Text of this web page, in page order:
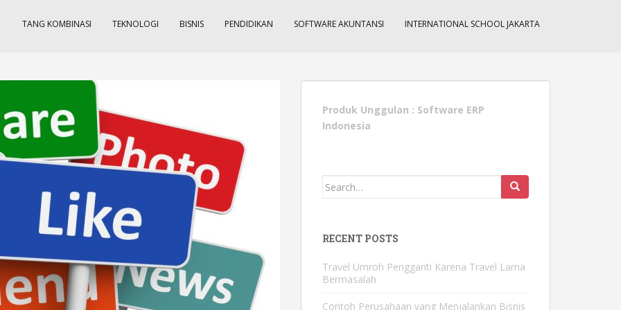
TANG KOMBINASI TEKNOLOGI BISNIS PENDIDIKAN SOFTWARE AKUNTANSI INTERNATIONAL SCHOOL JAKARTA
Produk Unggulan : Software ERP
Indonesia
Search
RECENT POSTS
Travel Umroh Pengganti Karena Travel Lama
Bermasalah
Contoh Perusahaan yang Menjalankan Bisnis